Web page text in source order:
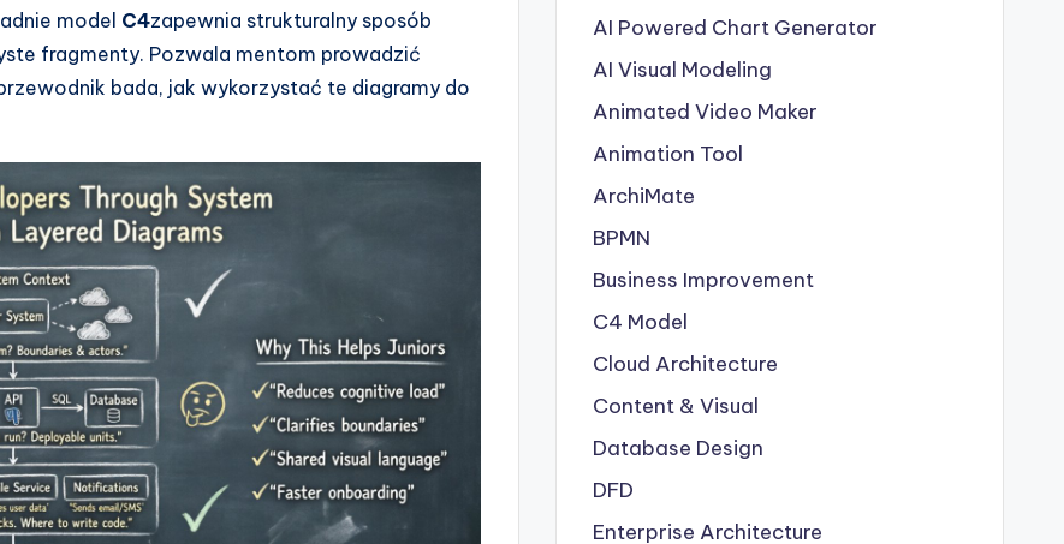
model C4zapewnia strukturalny sposób
fragmenty. Pozwala mentom prowadzić
bada, jak wykorzystać te diagramy do
AI Powered Chart Generator
AI Visual Modeling
Animated Video Maker
Animation Tool
ArchiMate
BPMN
Business Improvement
C4 Model
Cloud Architecture
Content & Visual
Database Design
DFD
Enterprise Architecture